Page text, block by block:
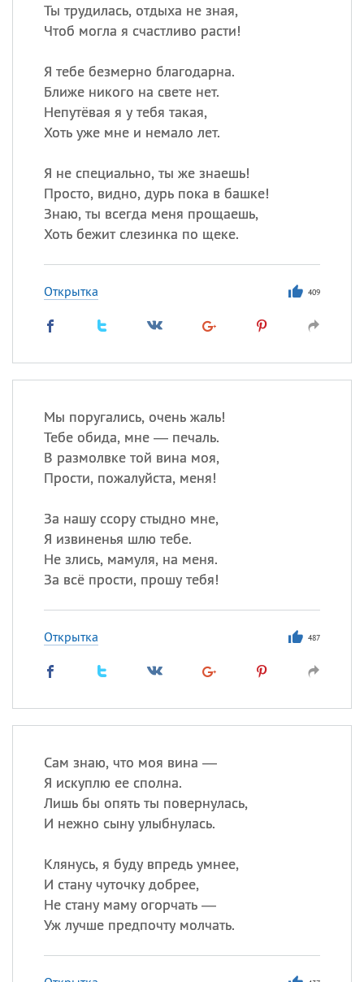
Ты трудилась, отдыха не зная,
Чтоб могла я счастливо расти!
Я тебе безмерно благодарна.
Ближе никого на свете нет.
Непутёвая я у тебя такая,
Хоть уже мне и немало лет.
Я не специально, ты же знаешь!
Просто, видно, дурь пока в башке!
Знаю, ты всегда меня прощаешь,
Хоть бежит слезинка по щеке.
Открытка 409
Мы поругались, очень жаль!
Тебе обида, мне — печаль.
В размолвке той вина моя,
Прости, пожалуйста, меня!
За нашу ссору стыдно мне,
Я извиненья шлю тебе.
Не злись, мамуля, на меня.
За всё прости, прошу тебя!
Открытка 487
Сам знаю, что моя вина —
Я искуплю ее сполна.
Лишь бы опять ты повернулась,
И нежно сыну улыбнулась.
Клянусь, я буду впредь умнее,
И стану чуточку добрее,
Не стану маму огорчать —
Уж лучше предпочту молчать.